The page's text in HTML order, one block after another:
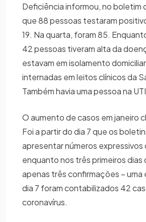
Deficiência informou, no boletim
que 88 pessoas testaram
19. Na quarta, foram 85.
42 pessoas tiveram alta da
estavam em isolamento
internadas em leitos clínicos da
Também havia uma pessoa na
O aumento de casos em janeiro
Foi a partir do dia 7 que os
apresentar números
enquanto nos três primeiros dias
apenas três confirmações – uma
dia 7 foram contabilizados 42
coronavírus.